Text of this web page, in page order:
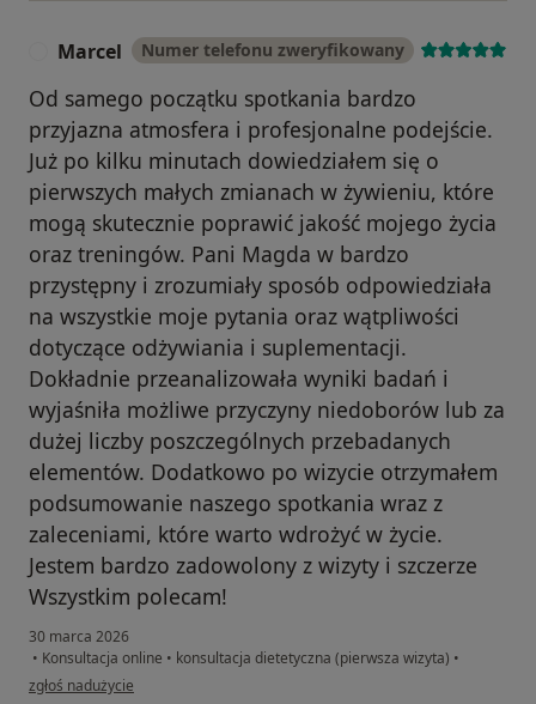
Marcel Numer telefonu zweryfikowany
Od samego początku spotkania bardzo
przyjazna atmosfera i profesjonalne podejście.
Już po kilku minutach dowiedziałem się o
pierwszych małych zmianach w żywieniu, które
mogą skutecznie poprawić jakość mojego życia
oraz treningów. Pani Magda w bardzo
przystępny i zrozumiały sposób odpowiedziała
na wszystkie moje pytania oraz wątpliwości
dotyczące odżywiania i suplementacji.
Dokładnie przeanalizowała wyniki badań i
wyjaśniła możliwe przyczyny niedoborów lub za
dużej liczby poszczególnych przebadanych
elementów. Dodatkowo po wizycie otrzymałem
podsumowanie naszego spotkania wraz z
zaleceniami, które warto wdrożyć w życie.
Jestem bardzo zadowolony z wizyty i szczerze
Wszystkim polecam!
30 marca 2026
• Konsultacja online • konsultacja dietetyczna (pierwsza wizyta) •
w opinii użytkownika Marcel
zgłoś nadużycie